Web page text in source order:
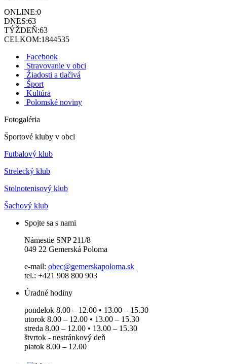
ONLINE:0
DNES:63
TÝŽDEŇ:63
CELKOM:1844535
Facebook
Stravovanie v obci
Žiadosti a tlačivá
Šport
Kultúra
Polomské noviny
Fotogaléria
Športové kluby v obci
Futbalový klub
Strelecký klub
Stolnotenisový klub
Šachový klub
Spojte sa s nami
Námestie SNP 211/8
049 22 Gemerská Poloma
e-mail: obec@gemerskapoloma.sk
tel.: +421 908 800 903
Úradné hodiny
pondelok 8.00 – 12.00 • 13.00 – 15.30
utorok 8.00 – 12.00 • 13.00 – 15.30
streda 8.00 – 12.00 • 13.00 – 15.30
štvrtok - nestránkový deň
piatok 8.00 – 12.00